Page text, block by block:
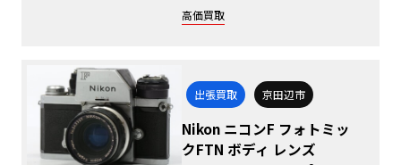
高価買取
出張買取 京田辺市
Nikon ニコンF フォトミッ
クFTN ボディ レンズ